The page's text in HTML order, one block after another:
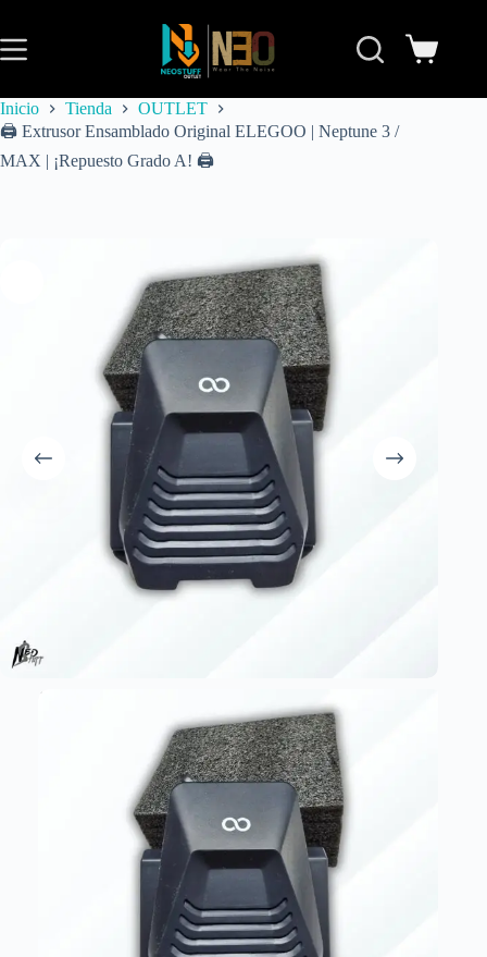
Inicio Tienda
OUTLET
🖨️ Extrusor Ensamblado Original ELEGOO | Neptune 3 /
MAX | ¡Repuesto Grado A! 🖨️